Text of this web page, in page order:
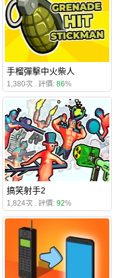
手榴彈擊中火柴人
1,380次 . 評價: 86%
搞笑射手2
1,824次 . 評價: 92%